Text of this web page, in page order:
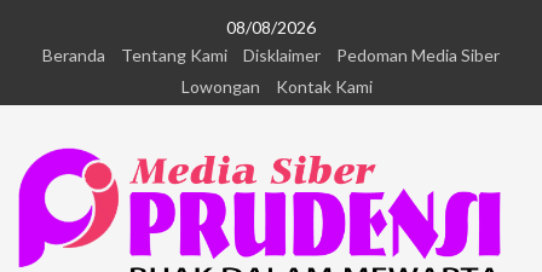
08/08/2026
Beranda
Tentang Kami Disklaimer
Pedoman Media Siber
Lowongan
Kontak Kami